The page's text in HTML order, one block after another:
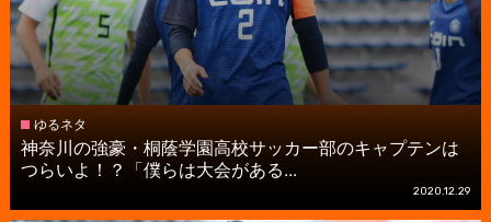
ゆるネタ
神奈川の強豪・桐蔭学園高校サッカー部のキャプテンは
つらいよ！？「僕らは大会がある...
2020.12.29